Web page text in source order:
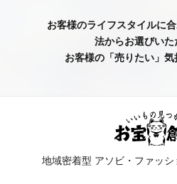
お客様のライフスタイルに
法からお選びいた
お客様の「売りたい」気
地域密着型 アソビ・ファッ